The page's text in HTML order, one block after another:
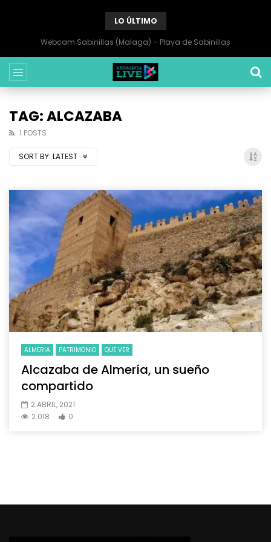
LO ÚLTIMO
Webcam Sabinillas (Malaga) – Playa de Sabinillas
TAG: ALCAZABA
1 POSTS
SORT BY: LATEST
ALMERIA PATRIMONIO QUE VER
Alcazaba de Almería, un sueño
compartido
2 ABRIL, 2021
2.018
0